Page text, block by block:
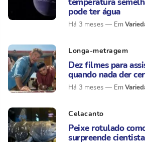
temperatura
pode ter água
Há 3 meses
Longa-metragem
Dez filmes para
quando nada der
Há 3 meses
Celacanto
Peixe rotulado
surpreende